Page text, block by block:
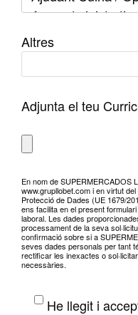
Altres
Adjunta el teu
En nom de SUPERMERCADOS
www.grupllobet.com i en virtut
Protecció de Dades (UE 1679/
ens facilita en el present
laboral. Les dades
processament de la seva
confirmació sobre si a
seves dades personals per tant
rectificar les inexactes o
necessàries.
He llegit i